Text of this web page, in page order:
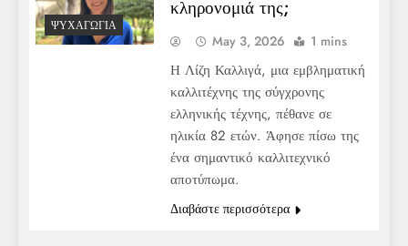
ΨΥΧΑΓΩΓΊΑ
κληρονομιά της;
May 3, 2026 1 mins
Η Λίζη Καλλιγά, μια εμβληματική
καλλιτέχνης της σύγχρονης
ελληνικής τέχνης, πέθανε σε
ηλικία 82 ετών. Άφησε πίσω της
ένα σημαντικό καλλιτεχνικό
αποτύπωμα.
Διαβάστε περισσότερα